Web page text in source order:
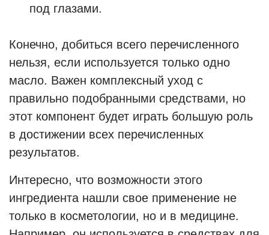
под глазами.
Конечно, добиться всего перечисленного
нельзя, если используется только одно
масло. Важен комплексный уход с
правильно подобранными средствами, но
этот компонент будет играть большую роль
в достижении всех перечисленных
результатов.
Интересно, что возможности этого
ингредиента нашли свое применение не
только в косметологии, но и в медицине.